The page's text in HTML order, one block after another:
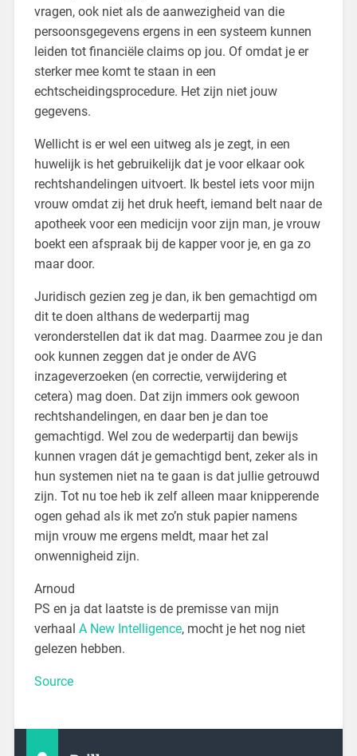
vragen, ook niet als de aanwezigheid van die
persoonsgegevens ergens in een systeem kunnen
leiden tot financiële claims op jou. Of omdat je er
sterker mee komt te staan in een
echtscheidingsprocedure. Het zijn niet jouw
gegevens.
Wellicht is er wel een uitweg als je zegt, in een
huwelijk is het gebruikelijk dat je voor elkaar ook
rechtshandelingen uitvoert. Ik bestel iets voor mijn
vrouw omdat zij het druk heeft, iemand belt naar de
apotheek voor een medicijn voor zijn man, je vrouw
boekt een afspraak bij de kapper voor je, en ga zo
maar door.
Juridisch gezien zeg je dan, ik ben gemachtigd om
dit te doen althans de wederpartij mag
veronderstellen dat ik dat mag. Daarmee zou je dan
ook kunnen zeggen dat je onder de AVG
inzageverzoeken (en correctie, verwijdering et
cetera) mag doen. Dat zijn immers ook gewoon
rechtshandelingen, en daar ben je dan toe
gemachtigd. Wel zou de wederpartij dan bewijs
kunnen vragen dát je gemachtigd bent, zeker als in
hun systemen niet na te gaan is dat jullie getrouwd
zijn. Tot nu toe heb ik zelf alleen maar knipperende
ogen gehad als ik met zo’n stuk papier namens
mijn vrouw me ergens meldt, maar het zal
onwennigheid zijn.
Arnoud
PS en ja dat laatste is de premisse van mijn
verhaal A New Intelligence, mocht je het nog niet
gelezen hebben.
Source